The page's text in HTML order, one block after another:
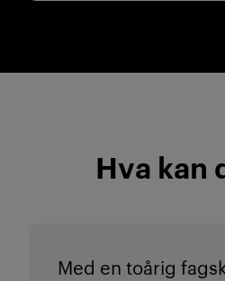
Hva kan
Med en toårig